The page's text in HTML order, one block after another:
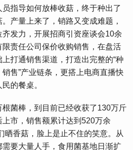
指导如何放棒收菇，终于种出了
产量上来了，销路又变成难题，
发力，开展招商引资座谈会10余
责任公司保价收购销售，在盘活
打通销售渠道，打造出完整的“种
售”产业链条，更搭上电商直播快
的餐桌。
菌棒，到目前已经收获了130万斤
市，销售额累计达到520万余
晒香菇，脸上是止不住的笑意。从
要大量人手，食用菌基地日渐扩